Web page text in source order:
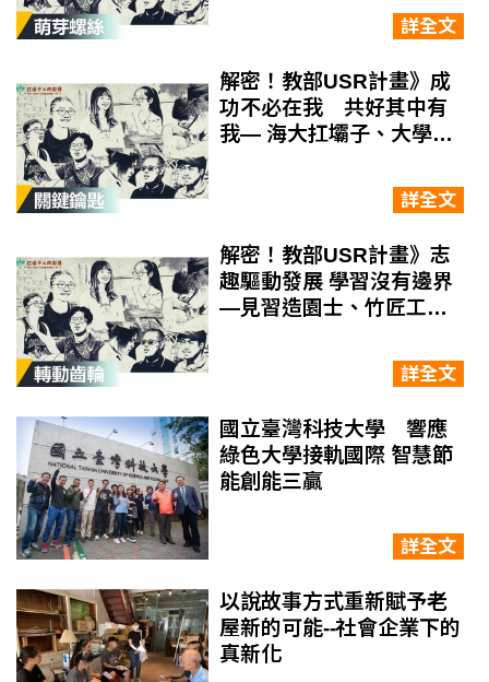
詳全文
解密！教部USR計畫》成
功不必在我 共好其中有
我— 海大扛壩子、大學總
詳全文
解密！教部USR計畫》志
趣驅動發展 學習沒有邊界
—見習造園士、竹匠工新
詳全文
國立臺灣科技大學 響應
綠色大學接軌國際 智慧節
能創能三贏
詳全文
以說故事方式重新賦予老
屋新的可能--社會企業下的
真新化